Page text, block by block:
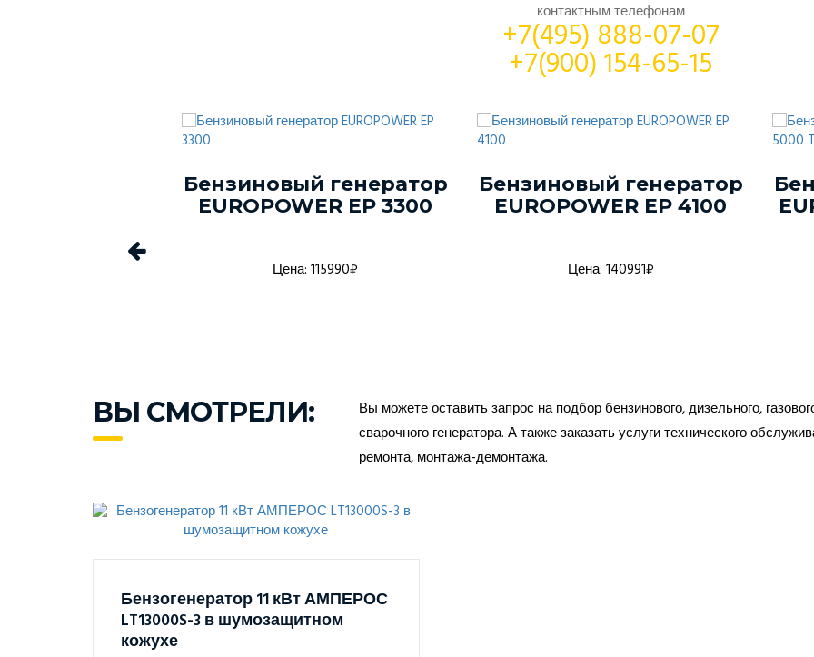
контактным телефонам
+7(495) 888-07-07
+7(900) 154-65-15
Бензиновый генератор
EUROPOWER EP 3300
Цена: 115990₽
Бензиновый генератор
EUROPOWER EP 4100
Цена: 140991₽
ВЫ СМОТРЕЛИ:
Вы можете оставить запрос на подбор бензинового, дизельного,
сварочного генератора. А также заказать услуги технического
ремонта, монтажа-демонтажа.
Бензогенератор 11 кВт АМПЕРОС
LT13000S-3 в шумозащитном
кожухе